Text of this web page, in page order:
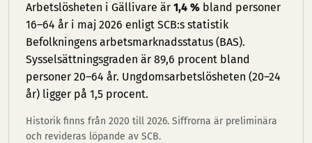
Arbetslösheten i Gällivare är 1,4 % bland personer
16–64 år i maj 2026 enligt SCB:s statistik
Befolkningens arbetsmarknadsstatus (BAS).
Sysselsättningsgraden är 89,6 procent bland
personer 20–64 år. Ungdomsarbetslösheten (20–24
år) ligger på 1,5 procent.
Historik finns från 2020 till 2026. Siffrorna är preliminära
och revideras löpande av SCB.